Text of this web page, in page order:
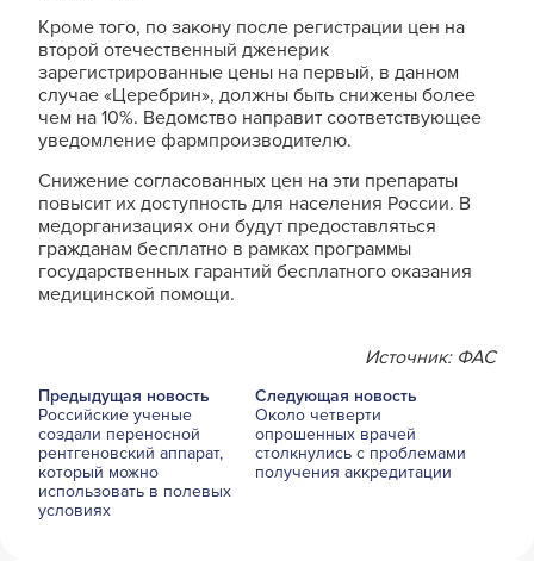
Кроме того, по закону после регистрации цен на
второй отечественный дженерик
зарегистрированные цены на первый, в данном
случае «Церебрин», должны быть снижены более
чем на 10%. Ведомство направит соответствующее
уведомление фармпроизводителю.
Снижение согласованных цен на эти препараты
повысит их доступность для населения России. В
медорганизациях они будут предоставляться
гражданам бесплатно в рамках программы
государственных гарантий бесплатного оказания
медицинской помощи.
Источник: ФАС
Предыдущая новость
Российские ученые
создали переносной
рентгеновский аппарат,
который можно
использовать в полевых
условиях
Следующая новость
Около четверти
опрошенных врачей
столкнулись с проблемами
получения аккредитации